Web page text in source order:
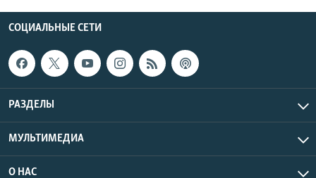
СОЦИАЛЬНЫЕ СЕТИ
РАЗДЕЛЫ
МУЛЬТИМЕДИА
О НАС